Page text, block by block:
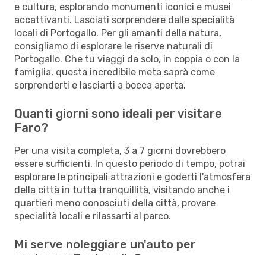
e cultura, esplorando monumenti iconici e musei
accattivanti. Lasciati sorprendere dalle specialità
locali di Portogallo. Per gli amanti della natura,
consigliamo di esplorare le riserve naturali di
Portogallo. Che tu viaggi da solo, in coppia o con la
famiglia, questa incredibile meta saprà come
sorprenderti e lasciarti a bocca aperta.
Quanti giorni sono ideali per visitare
Faro?
Per una visita completa, 3 a 7 giorni dovrebbero
essere sufficienti. In questo periodo di tempo, potrai
esplorare le principali attrazioni e goderti l'atmosfera
della città in tutta tranquillità, visitando anche i
quartieri meno conosciuti della città, provare
specialità locali e rilassarti al parco.
Mi serve noleggiare un'auto per